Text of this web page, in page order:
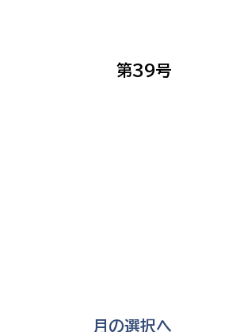
第39号
月の選択へ